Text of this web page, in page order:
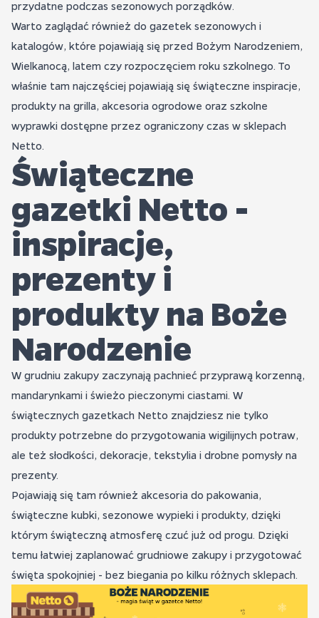
przydatne podczas sezonowych porządków.
Warto zaglądać również do gazetek sezonowych i
katalogów, które pojawiają się przed Bożym Narodzeniem,
Wielkanocą, latem czy rozpoczęciem roku szkolnego. To
właśnie tam najczęściej pojawiają się świąteczne inspiracje,
produkty na grilla, akcesoria ogrodowe oraz szkolne
wyprawki dostępne przez ograniczony czas w sklepach
Netto.
Świąteczne
gazetki Netto -
inspiracje,
prezenty i
produkty na Boże
Narodzenie
W grudniu zakupy zaczynają pachnieć przyprawą korzenną,
mandarynkami i świeżo pieczonymi ciastami. W
świątecznych gazetkach Netto znajdziesz nie tylko
produkty potrzebne do przygotowania wigilijnych potraw,
ale też słodkości, dekoracje, tekstylia i drobne pomysły na
prezenty.
Pojawiają się tam również akcesoria do pakowania,
świąteczne kubki, sezonowe wypieki i produkty, dzięki
którym świąteczną atmosferę czuć już od progu. Dzięki
temu łatwiej zaplanować grudniowe zakupy i przygotować
święta spokojniej - bez biegania po kilku różnych sklepach.